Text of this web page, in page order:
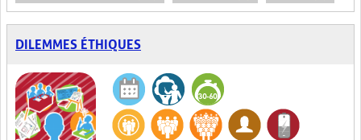
DILEMMES ÉTHIQUES